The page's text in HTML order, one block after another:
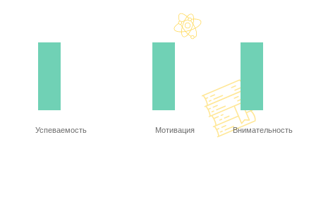
Успеваемость Мотивация Внимательность